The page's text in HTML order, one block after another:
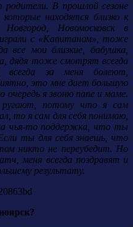
В прошлой сезоне
находятся близко к
Новомосковск в
с «Капитаном», тоже
все мои близкие, бабушка,
дядя тоже смотрят всегда
за меня болеют,
это мне дает большую
я звоню папе и маме.
ругают, потому что я сам
то я сам для себя понимаю,
чья-то поддержка, что ты
ты для себя знаешь, что
никто не переубедит. Но
меня всегда поздравят и
результату.